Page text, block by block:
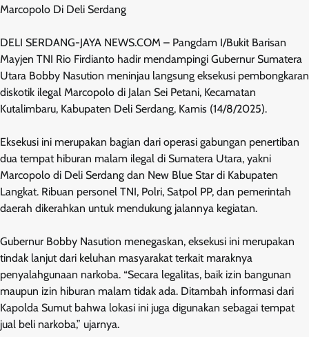
Marcopolo Di Deli Serdang
DELI SERDANG-JAYA NEWS.COM – Pangdam I/Bukit Barisan
Mayjen TNI Rio Firdianto hadir mendampingi Gubernur Sumatera
Utara Bobby Nasution meninjau langsung eksekusi pembongkaran
diskotik ilegal Marcopolo di Jalan Sei Petani, Kecamatan
Kutalimbaru, Kabupaten Deli Serdang, Kamis (14/8/2025).
Eksekusi ini merupakan bagian dari operasi gabungan penertiban
dua tempat hiburan malam ilegal di Sumatera Utara, yakni
Marcopolo di Deli Serdang dan New Blue Star di Kabupaten
Langkat. Ribuan personel TNI, Polri, Satpol PP, dan pemerintah
daerah dikerahkan untuk mendukung jalannya kegiatan.
Gubernur Bobby Nasution menegaskan, eksekusi ini merupakan
tindak lanjut dari keluhan masyarakat terkait maraknya
penyalahgunaan narkoba. “Secara legalitas, baik izin bangunan
maupun izin hiburan malam tidak ada. Ditambah informasi dari
Kapolda Sumut bahwa lokasi ini juga digunakan sebagai tempat
jual beli narkoba,” ujarnya.